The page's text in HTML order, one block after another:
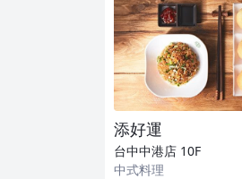
添好運
台中中港店 10F
中式料理